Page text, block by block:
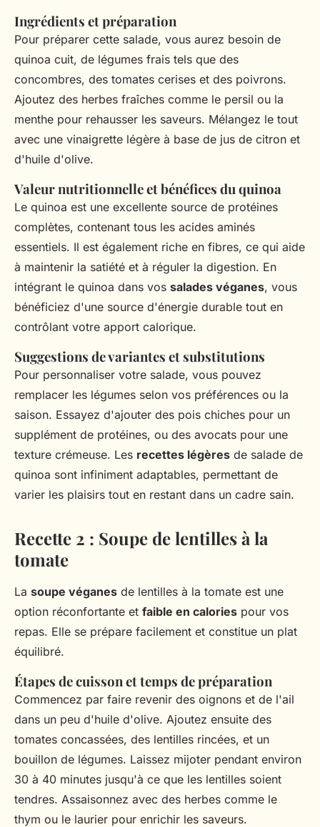
Ingrédients et préparation
Pour préparer cette salade, vous aurez besoin de
quinoa cuit, de légumes frais tels que des
concombres, des tomates cerises et des poivrons.
Ajoutez des herbes fraîches comme le persil ou la
menthe pour rehausser les saveurs. Mélangez le tout
avec une vinaigrette légère à base de jus de citron et
d'huile d'olive.
Valeur nutritionnelle et bénéfices du quinoa
Le quinoa est une excellente source de protéines
complètes, contenant tous les acides aminés
essentiels. Il est également riche en fibres, ce qui aide
à maintenir la satiété et à réguler la digestion. En
intégrant le quinoa dans vos salades véganes, vous
bénéficiez d'une source d'énergie durable tout en
contrôlant votre apport calorique.
Suggestions de variantes et substitutions
Pour personnaliser votre salade, vous pouvez
remplacer les légumes selon vos préférences ou la
saison. Essayez d'ajouter des pois chiches pour un
supplément de protéines, ou des avocats pour une
texture crémeuse. Les recettes légères de salade de
quinoa sont infiniment adaptables, permettant de
varier les plaisirs tout en restant dans un cadre sain.
Recette 2 : Soupe de lentilles à la
tomate
La soupe véganes de lentilles à la tomate est une
option réconfortante et faible en calories pour vos
repas. Elle se prépare facilement et constitue un plat
équilibré.
Étapes de cuisson et temps de préparation
Commencez par faire revenir des oignons et de l'ail
dans un peu d'huile d'olive. Ajoutez ensuite des
tomates concassées, des lentilles rincées, et un
bouillon de légumes. Laissez mijoter pendant environ
30 à 40 minutes jusqu'à ce que les lentilles soient
tendres. Assaisonnez avec des herbes comme le
thym ou le laurier pour enrichir les saveurs.